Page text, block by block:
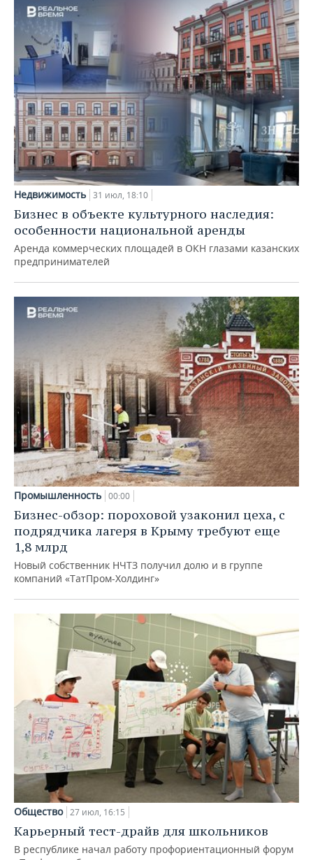
Недвижимость 31 июл, 18:10
Бизнес в объекте культурного наследия:
особенности национальной аренды
Аренда коммерческих площадей в ОКН глазами казанских
предпринимателей
Промышленность 00:00
Бизнес-обзор: пороховой узаконил цеха, с
подрядчика лагеря в Крыму требуют еще
1,8 млрд
Новый собственник НЧТЗ получил долю и в группе
компаний «ТатПром-Холдинг»
Общество 27 июл, 16:15
Карьерный тест-драйв для школьников
В республике начал работу профориентационный форум